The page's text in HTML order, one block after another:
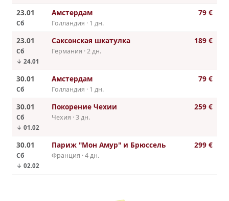
23.01
Сб
Амстердам
Голландия · 1 дн.
79 €
23.01
Сб
↓ 24.01
Саксонская шкатулка
Германия · 2 дн.
189 €
30.01
Сб
Амстердам
Голландия · 1 дн.
79 €
30.01
Сб
↓ 01.02
Покорение Чехии
Чехия · 3 дн.
259 €
30.01
Сб
↓ 02.02
Париж "Мон Амур" и Брюссель
Франция · 4 дн.
299 €